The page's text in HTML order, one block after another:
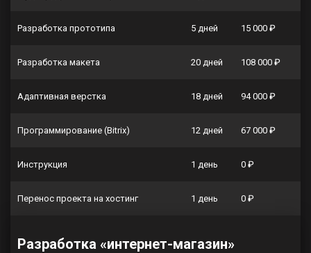
Разработка прототипа 5 дней 15 000 ₽
Разработка макета 20 дней 108 000 ₽
Адаптивная верстка 18 дней 94 000 ₽
Программирование (Bitrix) 12 дней 67 000 ₽
Инструкция 1 день 0 ₽
Перенос проекта на хостинг 1 день 0 ₽
Разработка «интернет-магазин»